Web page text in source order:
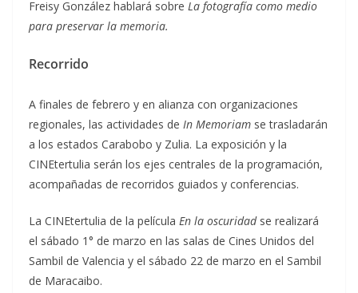
Freisy González hablará sobre La fotografía como medio
para preservar la memoria.
Recorrido
A finales de febrero y en alianza con organizaciones
regionales, las actividades de In Memoriam se trasladarán
a los estados Carabobo y Zulia. La exposición y la
CINEtertulia serán los ejes centrales de la programación,
acompañadas de recorridos guiados y conferencias.
La CINEtertulia de la película En la oscuridadse realizará
el sábado 1° de marzo en las salas de Cines Unidos del
Sambil de Valencia y el sábado 22 de marzo en el Sambil
de Maracaibo.